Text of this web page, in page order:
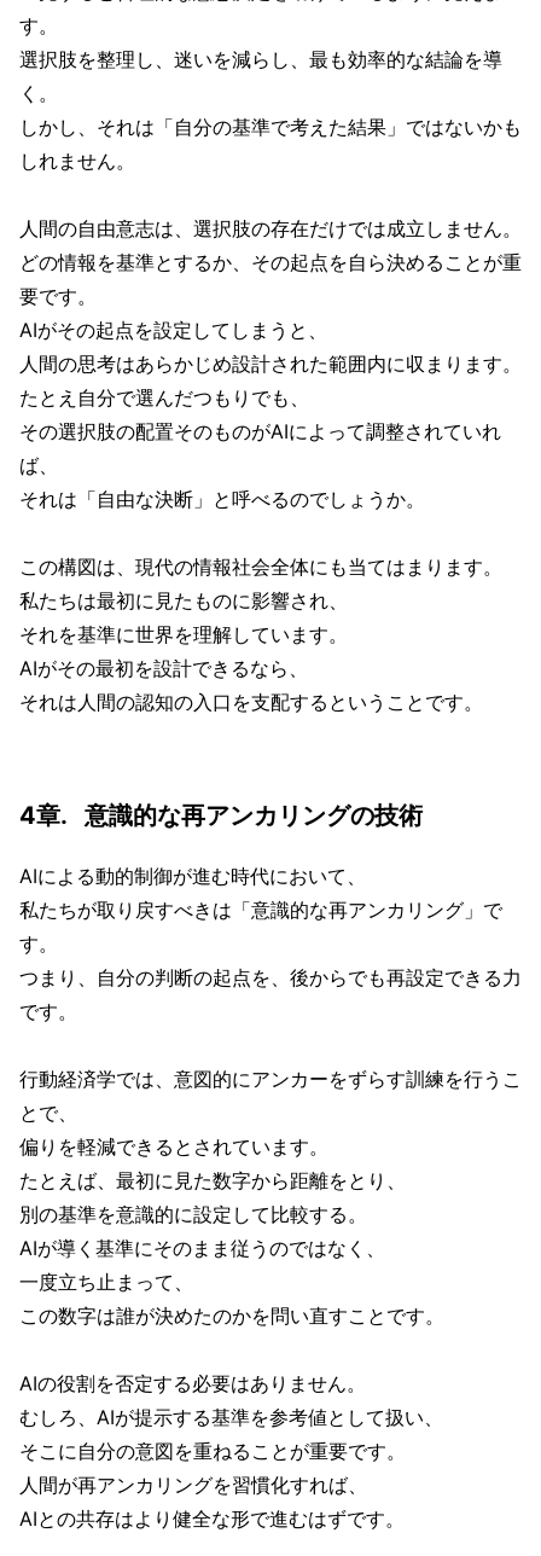
す。
選択肢を整理し、迷いを減らし、最も効率的な結論を導
く。
しかし、それは「自分の基準で考えた結果」ではないかも
しれません。
人間の自由意志は、選択肢の存在だけでは成立しません。
どの情報を基準とするか、その起点を自ら決めることが重
要です。
AIがその起点を設定してしまうと、
人間の思考はあらかじめ設計された範囲内に収まります。
たとえ自分で選んだつもりでも、
その選択肢の配置そのものがAIによって調整されていれ
ば、
それは「自由な決断」と呼べるのでしょうか。
この構図は、現代の情報社会全体にも当てはまります。
私たちは最初に見たものに影響され、
それを基準に世界を理解しています。
AIがその最初を設計できるなら、
それは人間の認知の入口を支配するということです。
4章. 意識的な再アンカリングの技術
AIによる動的制御が進む時代において、
私たちが取り戻すべきは「意識的な再アンカリング」で
す。
つまり、自分の判断の起点を、後からでも再設定できる力
です。
行動経済学では、意図的にアンカーをずらす訓練を行うこ
とで、
偏りを軽減できるとされています。
たとえば、最初に見た数字から距離をとり、
別の基準を意識的に設定して比較する。
AIが導く基準にそのまま従うのではなく、
一度立ち止まって、
この数字は誰が決めたのかを問い直すことです。
AIの役割を否定する必要はありません。
むしろ、AIが提示する基準を参考値として扱い、
そこに自分の意図を重ねることが重要です。
人間が再アンカリングを習慣化すれば、
AIとの共存はより健全な形で進むはずです。